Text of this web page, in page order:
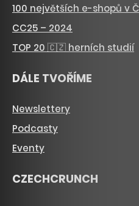
100 největších e-shopů v
CC25 – 2024
TOP 20 🇨🇿 herních studií
DÁLE TVOŘÍME
Newslettery
Podcasty
Eventy
CZECHCRUNCH